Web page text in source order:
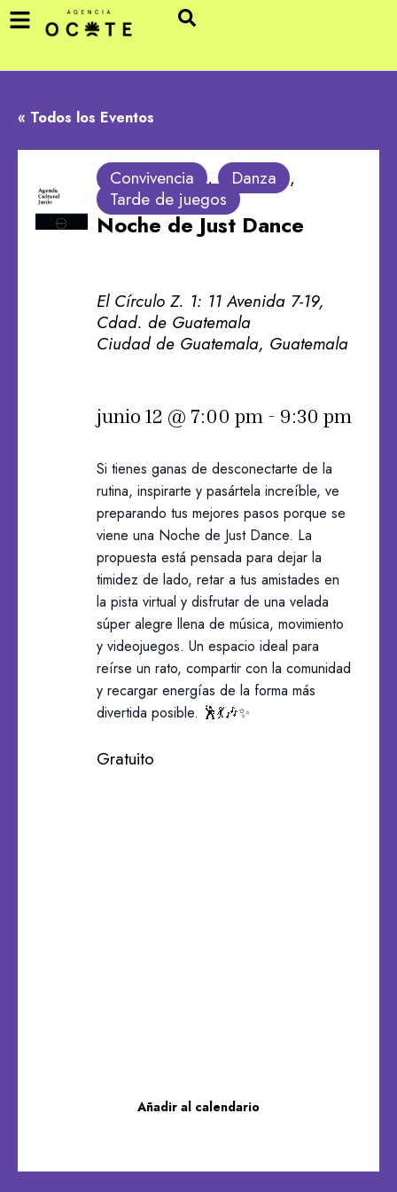
« Todos los Eventos
Convivencia , Danza ,
Tarde de juegos
Noche de Just Dance
El Círculo Z. 1: 11 Avenida 7-19,
Cdad. de Guatemala
Ciudad de Guatemala, Guatemala
junio 12 @ 7:00 pm - 9:30 pm
Si tienes ganas de desconectarte de la
rutina, inspirarte y pasártela increíble, ve
preparando tus mejores pasos porque se
viene una Noche de Just Dance. La
propuesta está pensada para dejar la
timidez de lado, retar a tus amistades en
la pista virtual y disfrutar de una velada
súper alegre llena de música, movimiento
y videojuegos. Un espacio ideal para
reírse un rato, compartir con la comunidad
y recargar energías de la forma más
divertida posible. 🕺💃🎶✨
Gratuito
Añadir al calendario